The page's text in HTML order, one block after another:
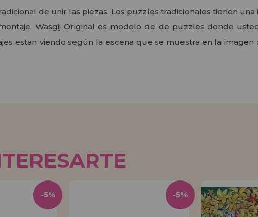
de unir las piezas. Los puzzles tradicionales tienen
Wasgij Original es modelo de de puzzles donde
estan viendo según la escena que se muestra en la imagen
-5% -5%